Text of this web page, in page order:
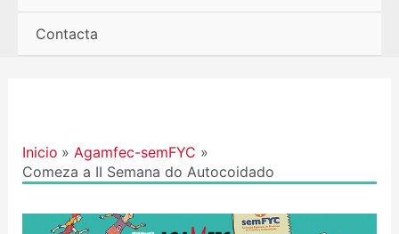
Contacta
Inicio
Agamfec-semFYC
Comeza a II Semana do Autocoidado